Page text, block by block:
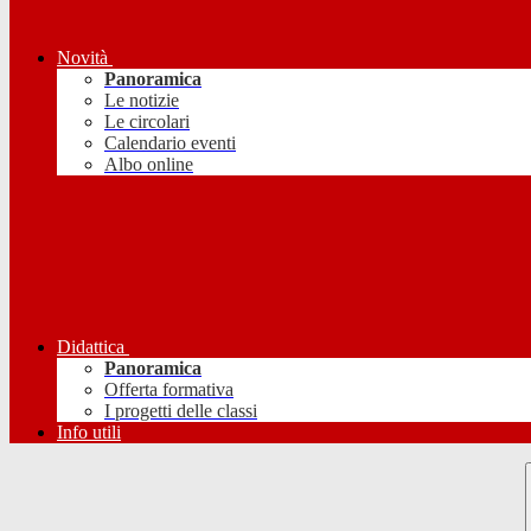
Novità
Panoramica
Le notizie
Le circolari
Calendario eventi
Albo online
Didattica
Panoramica
Offerta formativa
I progetti delle classi
Info utili